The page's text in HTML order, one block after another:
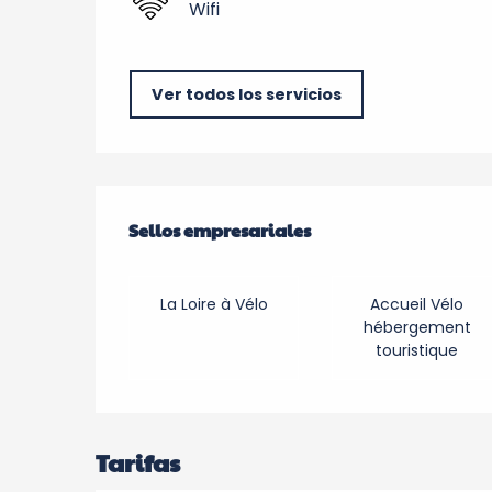
Wifi
Ver todos los servicios
Oferta de
Sellos empresariales
Sellos empresariales
La Loire à Vélo
Accueil Vélo
hébergement
touristique
Tarifas